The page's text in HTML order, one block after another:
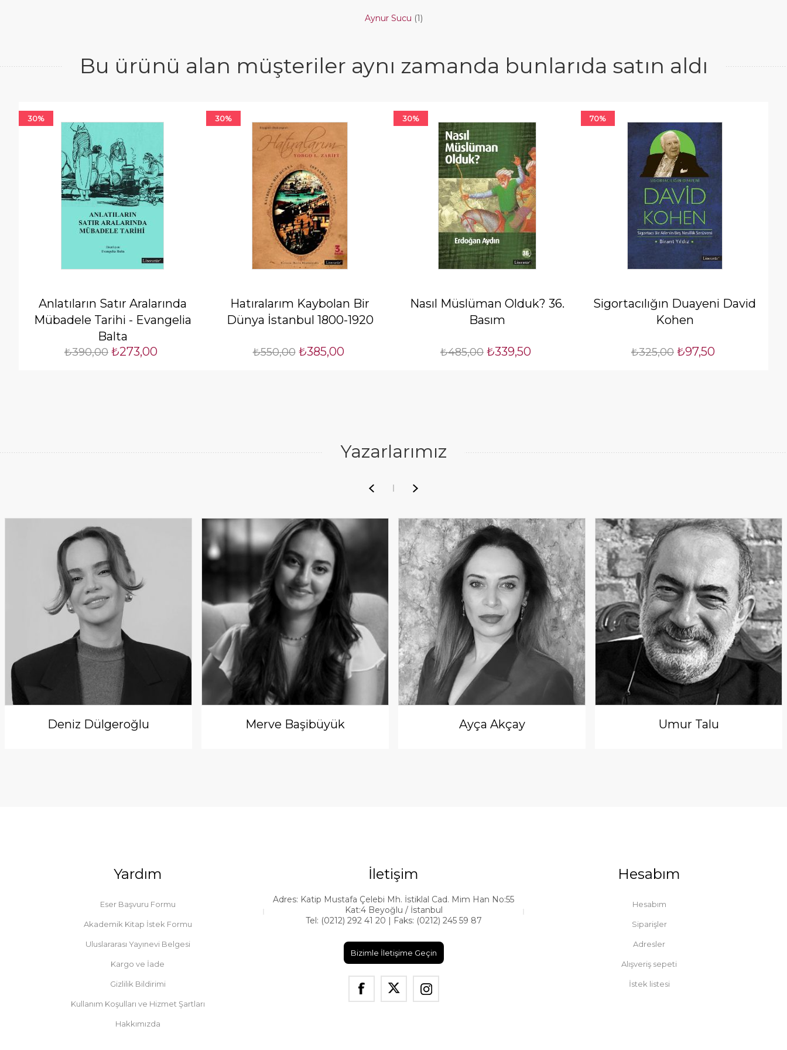
Aynur Sucu (1)
Bu ürünü alan müşteriler aynı zamanda bunlarıda satın aldı
30%
Anlatıların Satır Aralarında
Mübadele Tarihi - Evangelia
Balta
₺390,00 ₺273,00
30%
Hatıralarım Kaybolan Bir
Dünya İstanbul 1800-1920
₺550,00 ₺385,00
30%
Nasıl Müslüman Olduk? 36.
Basım
₺485,00 ₺339,50
70%
Sigortacılığın Duayeni David
Kohen
₺325,00 ₺97,50
Yazarlarımız
Deniz Dülgeroğlu Merve Başibüyük Ayça Akçay Umur Talu
Yardım
Eser Başvuru Formu
Akademik Kitap İstek Formu
Uluslararası Yayınevi Belgesi
Kargo ve İade
Gizlilik Bildirimi
Kullanım Koşulları ve Hizmet Şartları
Hakkımızda
İletişim
Adres: Katip Mustafa Çelebi Mh. İstiklal Cad. Mim Han No:55
Kat:4 Beyoğlu / İstanbul
Tel: (0212) 292 41 20 | Faks: (0212) 245 59 87
Bizimle İletişime Geçin
Hesabım
Hesabım
Siparişler
Adresler
Alışveriş sepeti
İstek listesi